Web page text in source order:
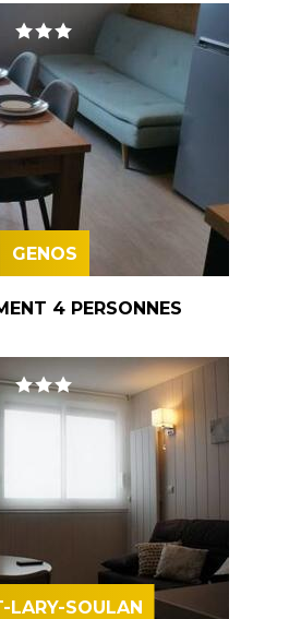
GENOS
4 PERSONNES
LARY-SOULAN